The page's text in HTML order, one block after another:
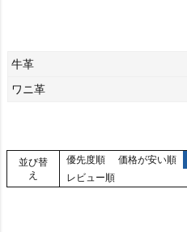
牛革
ワニ革
並び替
え
優先度順 価格が安い順
レビュー順